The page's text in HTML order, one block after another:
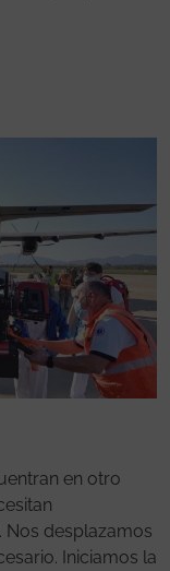
en otro
Nos desplazamos
Iniciamos la